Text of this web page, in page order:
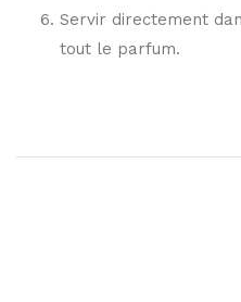
Servir directement
tout le parfum.